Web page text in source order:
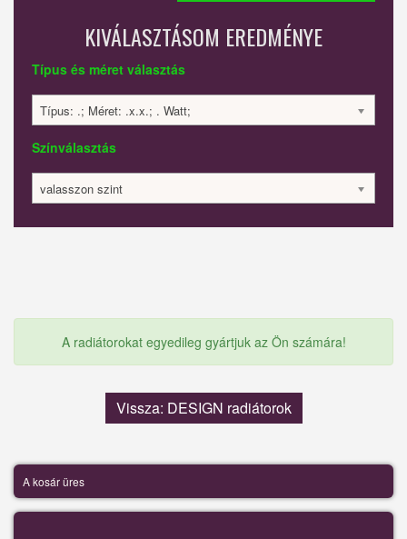
KIVÁLASZTÁSOM EREDMÉNYE
Típus és méret választás
Típus: .; Méret: .x.x.; . Watt;
Színválasztás
valasszon szint
A radiátorokat egyedileg gyártjuk az Ön számára!
Vissza: DESIGN radiátorok
A kosár üres